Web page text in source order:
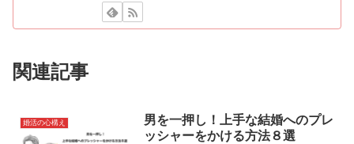
関連記事
婚活の心構え
男を一押し！上手な結婚へのプレ
ッシャーをかける方法８選